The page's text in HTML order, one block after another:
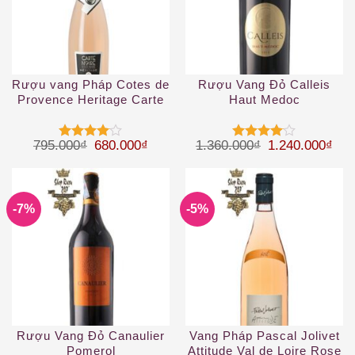
Rượu vang Pháp Cotes de
Provence Heritage Carte
Được
45 sao
795.000₫ Giá gốc là: 795.000₫.
680.000₫ Giá hiện tại là: 680.000₫.
Rượu Vang Đỏ Calleis
Haut Medoc
Được
45 sao
1.360.000₫ Giá gốc là:
1.240.000₫
-7%
Rượu Vang Đỏ Canaulier
Pomerol
-5%
Vang Pháp Pascal Jolivet
Attitude Val de Loire Rose